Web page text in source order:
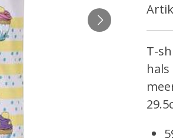
T-